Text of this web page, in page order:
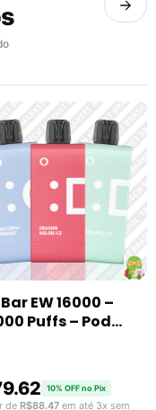
EW 16000 –
Puffs – Pod
10% OFF no Pix
de R$88.47 em até 3x sem